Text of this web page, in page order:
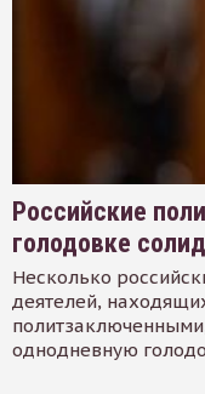
Российские
голодовке
Несколько
деятелей,
однодневную